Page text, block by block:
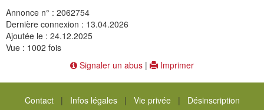
Annonce n° : 2062754
Dernière connexion : 13.04.2026
Ajoutée le : 24.12.2025
Vue : 1002 fois
Signaler un abus | Imprimer
Contact| Infos légales| Vie privée| Désinscription